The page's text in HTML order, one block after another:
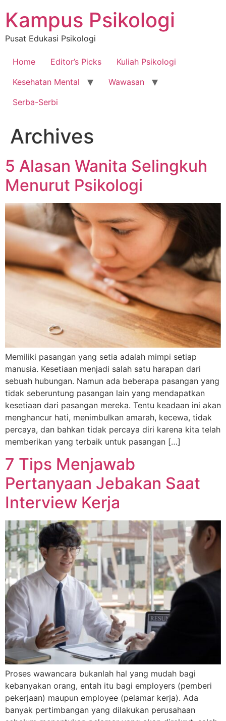
content
Kampus Psikologi
Pusat Edukasi Psikologi
Home Editor’s Picks
Kuliah Psikologi
Kesehatan Mental
Wawasan
Serba-Serbi
Archives
5 Alasan Wanita Selingkuh
Menurut Psikologi
Memiliki pasangan yang setia adalah mimpi setiap
manusia. Kesetiaan menjadi salah satu harapan dari
sebuah hubungan. Namun ada beberapa pasangan yang
tidak seberuntung pasangan lain yang mendapatkan
kesetiaan dari pasangan mereka. Tentu keadaan ini akan
menghancur hati, menimbulkan amarah, kecewa, tidak
percaya, dan bahkan tidak percaya diri karena kita telah
memberikan yang terbaik untuk pasangan […]
7 Tips Menjawab
Pertanyaan Jebakan Saat
Interview Kerja
Proses wawancara bukanlah hal yang mudah bagi
kebanyakan orang, entah itu bagi employers (pemberi
pekerjaan) maupun employee (pelamar kerja). Ada
banyak pertimbangan yang dilakukan perusahaan